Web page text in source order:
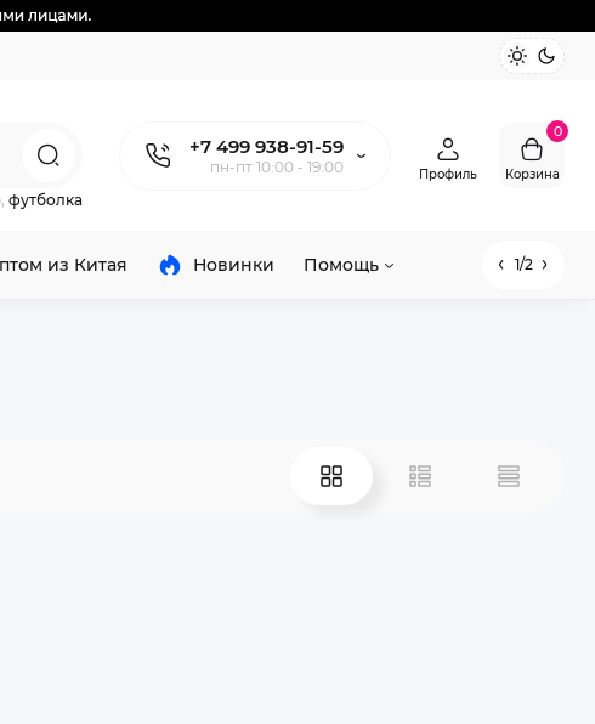
+7 499 938-91-59
пн-пт 10:00 - 19:00
футболка
Профиль
0
Корзина
из Китая Новинки Помощь 1/2